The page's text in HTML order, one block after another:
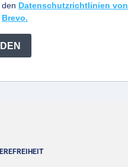
den Datenschutzrichtlinien von
Brevo.